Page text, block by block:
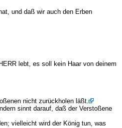
und daß wir auch den Erben
lebt, es soll kein Haar von deinem
nicht zurückholen läßt.
sinnt darauf, daß der Verstoßene
vielleicht wird der König tun, was